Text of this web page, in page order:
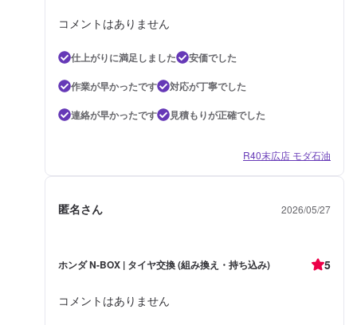
コメントはありません
仕上がりに満足しました
安価でした
作業が早かったです
対応が丁寧でした
連絡が早かったです
見積もりが正確でした
R40末広店 モダ石油
匿名さん 2026/05/27
ホンダ N-BOX | タイヤ交換 (組み換え・持ち込み) 5
コメントはありません